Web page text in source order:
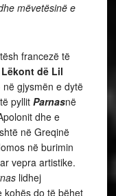
mëvetësinë e
francezë të
dë Lil
gjysmën e dytë
pyllit Parnasnë
dhe e
në Greqinë
në burimin
vepra artistike.
lidhej
kohës do të bëhet